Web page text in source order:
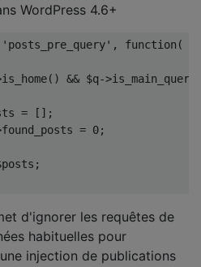
WordPress 4.6+
'posts_pre_query' , function (
is_home() && $q->is_main_query
=
[];
found_posts = 0;
;
d'ignorer les requêtes de
habituelles pour
injection de publications